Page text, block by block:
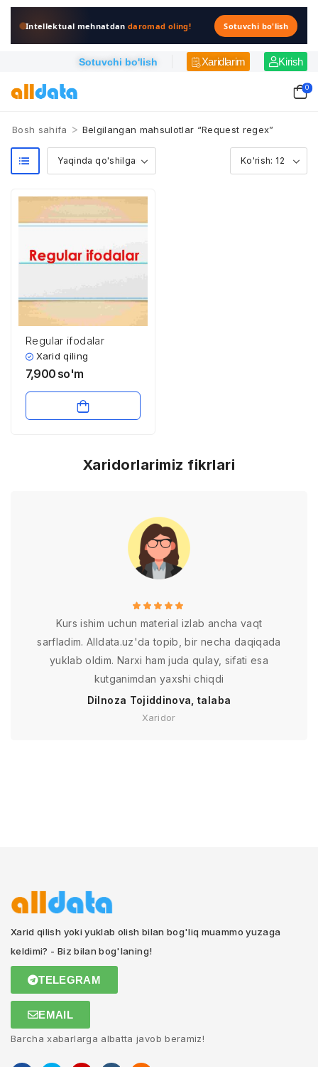
Intellektual mehnatdandaromad oling! Sotuvchi bo'lish
Sotuvchi bo'lish Xaridlarim Kirish
0
Bosh sahifa > Belgilangan mahsulotlar “Request regex”
Regular ifodalar
Xarid qiling
7,900 so'm
Xaridorlarimiz fikrlari
Kurs ishim uchun material izlab ancha vaqt
sarfladim. Alldata.uz'da topib, bir necha daqiqada
yuklab oldim. Narxi ham juda qulay, sifati esa
kutganimdan yaxshi chiqdi
Dilnoza Tojiddinova, talaba
Xaridor
Xarid qilish yoki yuklab olish bilan bog'liq muammo yuzaga
keldimi? - Biz bilan bog'laning!
TELEGRAM
EMAIL
Barcha xabarlarga albatta javob beramiz!